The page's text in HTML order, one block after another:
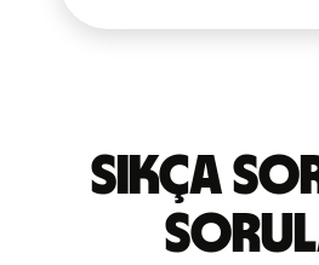
Sıkça